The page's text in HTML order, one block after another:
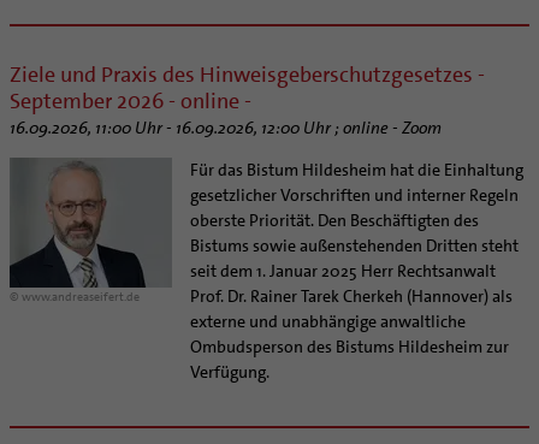
Ziele und Praxis des Hinweisgeberschutzgesetzes -
September 2026 - online -
16.09.2026, 11:00 Uhr - 16.09.2026, 12:00 Uhr ; online - Zoom
© www.andreaseifert.de
Für das Bistum Hildesheim hat die Einhaltung
gesetzlicher Vorschriften und interner Regeln
oberste Priorität. Den Beschäftigten des
Bistums sowie außenstehenden Dritten steht
seit dem 1. Januar 2025 Herr Rechtsanwalt
Prof. Dr. Rainer Tarek Cherkeh (Hannover) als
externe und unabhängige anwaltliche
Ombudsperson des Bistums Hildesheim zur
Verfügung.